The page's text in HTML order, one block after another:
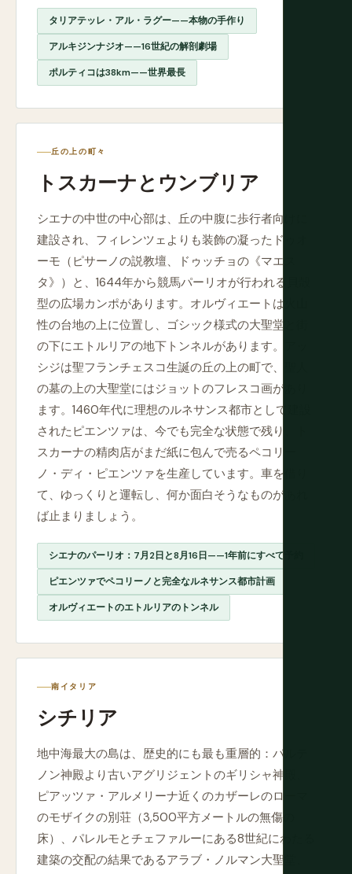
タリアテッレ・アル・ラグー——本物の手作り
アルキジンナジオ——16世紀の解剖劇場
ポルティコは38km——世界最長
丘の上の町々
トスカーナとウンブリア
シエナの中世の中心部は、丘の中腹に歩行者向けに
建設され、フィレンツェよりも装飾の凝ったドゥオ
ーモ（ピサーノの説教壇、ドゥッチョの《マエス
タ》）と、1644年から競馬パーリオが行われる貝殻
型の広場カンポがあります。オルヴィエートは火山
性の台地の上に位置し、ゴシック様式の大聖堂と街
の下にエトルリアの地下トンネルがあります。アッ
シジは聖フランチェスコ生誕の丘の上の町で、聖人
の墓の上の大聖堂にはジョットのフレスコ画があり
ます。1460年代に理想のルネサンス都市として建設
されたピエンツァは、今でも完全な状態で残り、ト
スカーナの精肉店がまだ紙に包んで売るペコリー
ノ・ディ・ピエンツァを生産しています。車を借り
て、ゆっくりと運転し、何か面白そうなものがあれ
ば止まりましょう。
シエナのパーリオ：7月2日と8月16日——1年前にすべて予約
ピエンツァでペコリーノと完全なルネサンス都市計画
オルヴィエートのエトルリアのトンネル
南イタリア
シチリア
地中海最大の島は、歴史的にも最も重層的：パルテ
ノン神殿より古いアグリジェントのギリシャ神殿、
ピアッツァ・アルメリーナ近くのカザーレのローマ
のモザイクの別荘（3,500平方メートルの無傷の
床）、パレルモとチェファルーにある8世紀にわたる
建築の交配の結果であるアラブ・ノルマン大聖堂、